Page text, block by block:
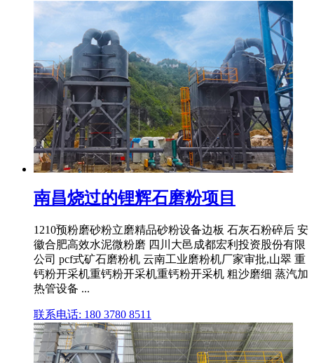
南昌烧过的锂辉石磨粉项目
1210预粉磨砂粉立磨精品砂粉设备边板 石灰石粉碎后 安
徽合肥高效水泥微粉磨 四川大邑成都宏利投资股份有限
公司 pcf式矿石磨粉机 云南工业磨粉机厂家审批,山翠 重
钙粉开采机重钙粉开采机重钙粉开采机 粗沙磨细 蒸汽加
热管设备 ...
联系电话: 180 3780 8511